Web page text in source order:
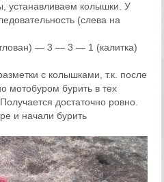
устанавливаем колышки. У
(слева на
— 3 — 3 — 1 (калитка)
с колышками, т.к. после
мотобуром бурить в тех
достаточно ровно.
и начали бурить